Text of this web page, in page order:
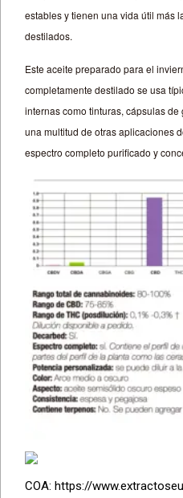
estables y tienen una vida útil más
destilados.
Este aceite preparado para el
completamente destilado se usa
internas como tinturas, cápsulas
una multitud de otras aplicaciones
espectro completo purificado y
COA: https://